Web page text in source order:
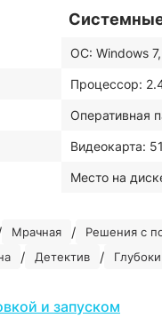
ОС: Windows
Процессор:
Оперативная
Видеокарта:
Место на
Мрачная / Решения с
/ Детектив /
и запуском